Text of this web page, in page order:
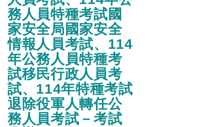
務人員特種考試國
家安全局國家安全
情報人員考試、114
年公務人員特種考
試移民行政人員考
試、114年特種考試
退除役軍人轉任公
務人員考試－考試